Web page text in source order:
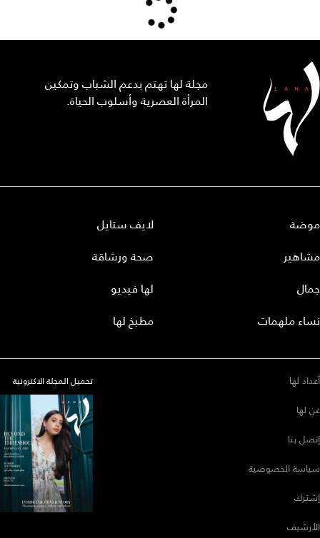
مجلة لها تهتم بدعم الشباب وتمكين
المرأة العصرية وأسلوب الحياة.
موضة
مشاهير
جمال
نساء ملهمات
لايف ستايل
صحة ورشاقة
لها فيديو
مطبخ لها
أعداد لها
عن لها
إتصل بنا
سياسة الخصوصية
إشترك
الأرشيف
تحميل المجلة الاكترونية